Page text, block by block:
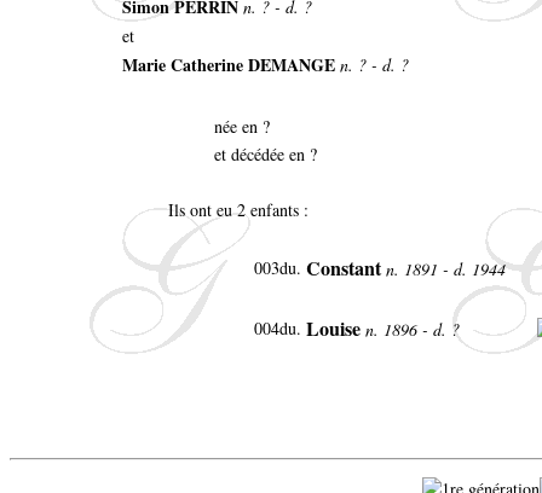
Simon PERRIN n. ? - d. ?
et
Marie Catherine DEMANGE n. ? - d. ?
née en ?
et décédée en ?
Ils ont eu 2 enfants :
003du. Constantn. 1891 - d. 1944
004du. Louise n. 1896 - d. ?